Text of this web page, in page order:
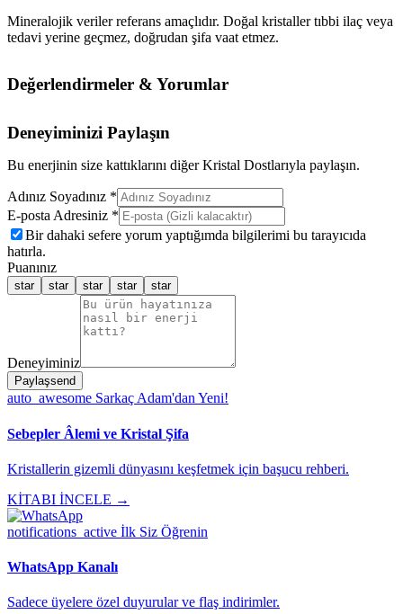
Mineralojik veriler referans amaçlıdır. Doğal kristaller tıbbi ilaç veya
tedavi yerine geçmez, doğrudan şifa vaat etmez.
Değerlendirmeler & Yorumlar
Deneyiminizi Paylaşın
Bu enerjinin size kattıklarını diğer Kristal Dostlarıyla paylaşın.
Adınız Soyadınız *
E-posta Adresiniz *
Bir dahaki sefere yorum yaptığımda bilgilerimi bu tarayıcıda
hatırla.
Puanınız
star star star star star
Deneyiminiz
Paylaşsend
auto_awesome Sarkaç Adam'dan Yeni!
Sebepler Âlemi ve Kristal Şifa
Kristallerin gizemli dünyasını keşfetmek için başucu rehberi.
KİTABI İNCELE →
notifications_active İlk Siz Öğrenin
WhatsApp Kanalı
Sadece üyelere özel duyurular ve flaş indirimler.